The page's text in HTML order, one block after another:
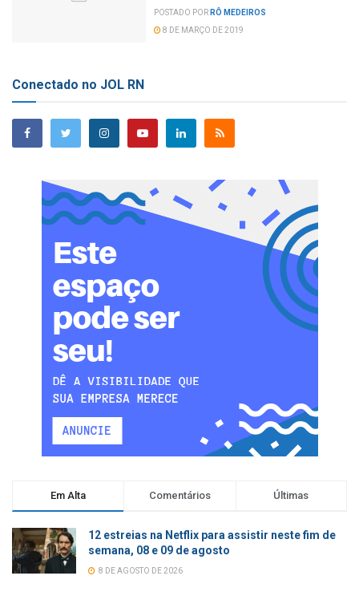
POSTADO POR RÔ MEDEIROS
8 DE MARÇO DE 2019
Conectado no JOL RN
Em Alta Comentários Últimas
12 estreias na Netflix para assistir neste fim de
semana, 08 e 09 de agosto
8 DE AGOSTO DE 2026